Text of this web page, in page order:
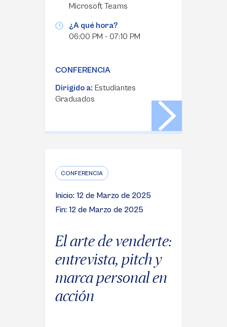
Microsoft Teams
¿A qué hora?
06:00 PM - 07:10 PM
CONFERENCIA
Dirigido a: Estudiantes
Graduados
CONFERENCIA
Inicio: 12 de Marzo de 2025
Fin: 12 de Marzo de 2025
El arte de venderte:
entrevista, pitch y
marca personal en
acción